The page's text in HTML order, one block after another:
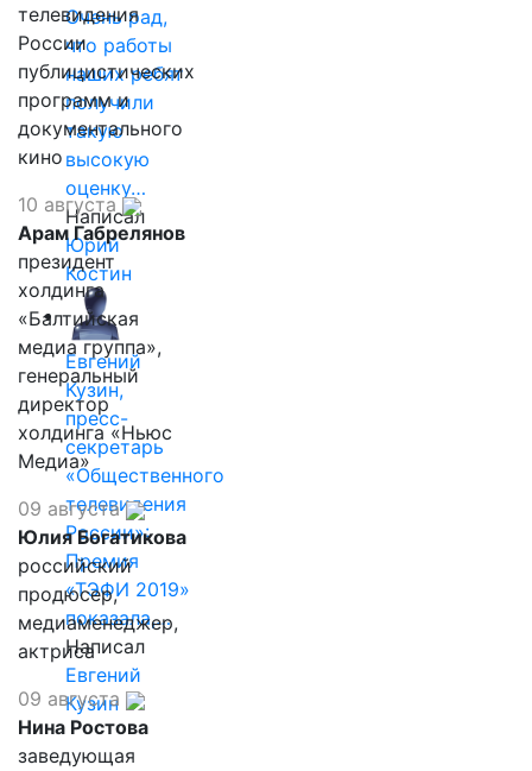
Очень рад,
что работы
наших ребят
получили
такую
высокую
оценку…
Написал
Юрий
Костин
Евгений
Кузин,
пресс-
секретарь
«Общественного
телевидения
России»:
Премия
«ТЭФИ 2019»
показала,…
Написал
Евгений
Кузин
телевидения
России
публицистических
программ и
документального
кино
10 августа
Арам Габрелянов
президент
холдинга
«Балтийская
медиа группа»,
генеральный
директор
холдинга «Ньюс
Медиа»
09 августа
Юлия Богатикова
российский
продюсер,
медиаменеджер,
актриса
09 августа
Нина Ростова
заведующая